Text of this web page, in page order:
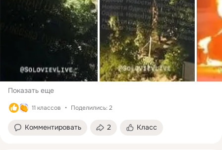
Показать еще
11 классов Поделились: 2
Комментировать 2 Класс